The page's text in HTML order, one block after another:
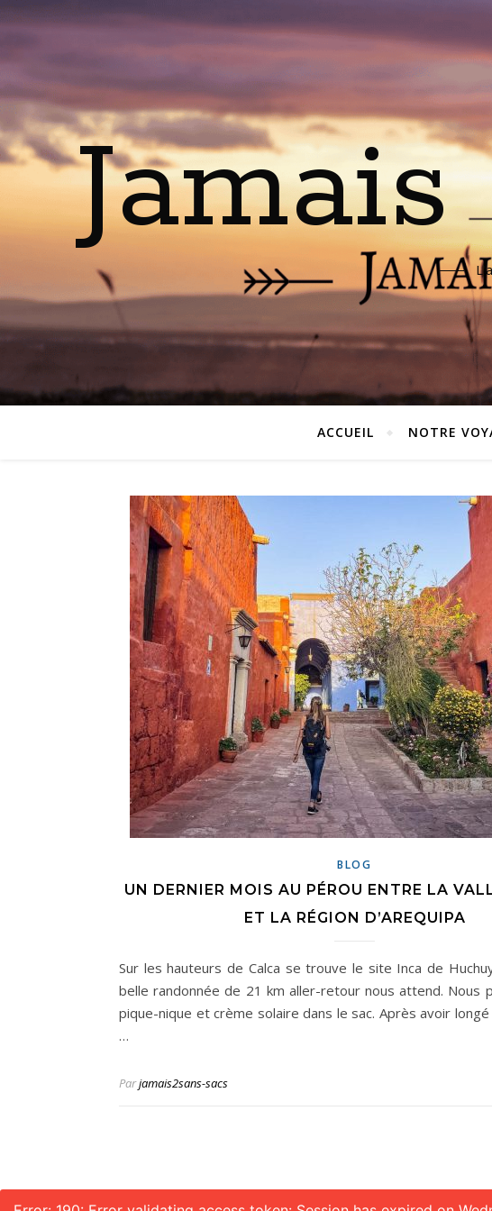
ACCUEIL NOTRE
BLOG
UN DERNIER MOIS AU PÉROU ENTRE LA
ET LA RÉGION D’AREQUIPA
Sur les hauteurs de Calca se trouve le site Inca de
belle randonnée de 21 km aller-retour nous attend. Nous
pique-nique et crème solaire dans le sac. Après avoir longé
…
Parjamais2sans-sacs